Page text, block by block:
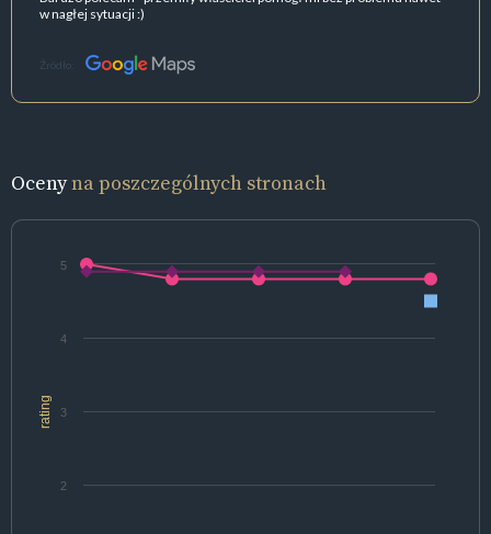
w nagłej sytuacji :)
Źródło:
Ocenyna poszczególnych stronach
rating
2
3
4
5